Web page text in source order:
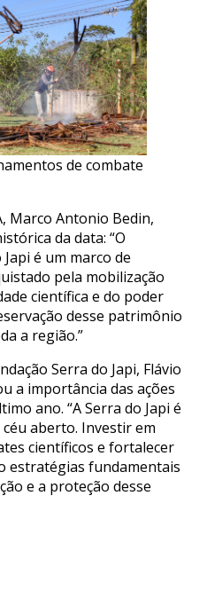
de combate
Marco Antonio Bedin,
da data: “O
é um marco de
pela mobilização
científica e do poder
desse patrimônio
a região.”
Serra do Japi, Flávio
a importância das ações
ano. “A Serra do Japi é
aberto. Investir em
científicos e fortalecer
estratégias fundamentais
e a proteção desse